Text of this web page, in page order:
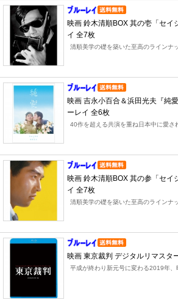
映画 鈴木清順BOX 其の壱「セイ
イ 全7枚
清順美学の礎を築いた至高のラインナ
映画 吉永小百合＆浜田光夫『純
ーレイ 全6枚
40作を超える共演を重ね日本中に愛さ
映画 鈴木清順BOX 其の参「セイ
イ 全7枚
清順美学の礎を築いた至高のラインナ
映画 東京裁判 デジタルリマスタ
平成が終わり新元号に変わる2019年、